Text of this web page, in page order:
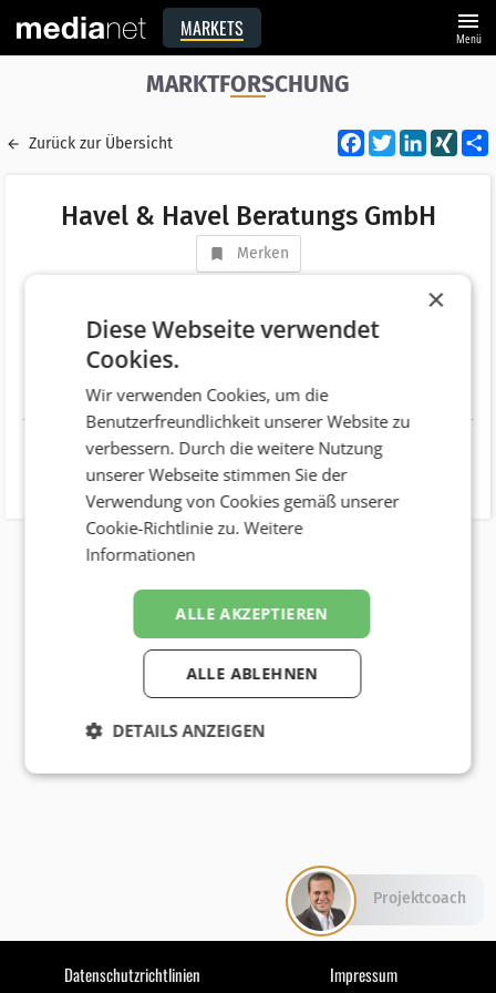
MARKETS menu
Menü
MARKTFORSCHUNG
Zurück zur Übersicht Facebook
Twitter XING
Havel & Havel Beratungs GmbH
Merken
AT 3031 Rekawinkel
Telefonnummer +43 (2233) 57051
Website http://www.havel.at
Datenschutzrichtlinien Impressum
×
Diese Webseite verwendet
Cookies.
Wir verwenden Cookies, um die
Benutzerfreundlichkeit unserer Website zu
verbessern. Durch die weitere Nutzung
unserer Webseite stimmen Sie der
Verwendung von Cookies gemäß unserer
Cookie-Richtlinie zu.Weitere
Informationen
ALLE AKZEPTIEREN
ALLE ABLEHNEN
DETAILS ANZEIGEN
Projektcoach